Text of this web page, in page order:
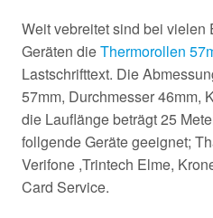
Weit vebreitet sind bei vielen
Geräten dieThermorollen
Lastschrifttext. Die
57mm, Durchmesser 46mm,
die Lauflänge beträgt 25
follgende Geräte geeignet;
Verifone ,Trintech Elme,
Card Service.